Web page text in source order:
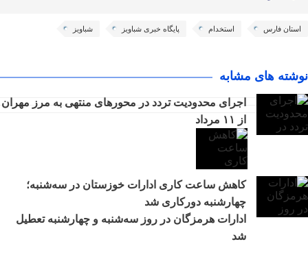
استان فارس استخدام پایگاه خبری شباویز شباویز
نوشته های مشابه
اجرای محدودیت تردد در محورهای منتهی به مرز مهران
از ۱۱ مرداد
کاهش ساعت کاری ادارات خوزستان در سه‌شنبه؛
چهارشنبه دورکاری شد
ادارات هرمزگان در روز سه‌شنبه و چهارشنبه تعطیل
شد